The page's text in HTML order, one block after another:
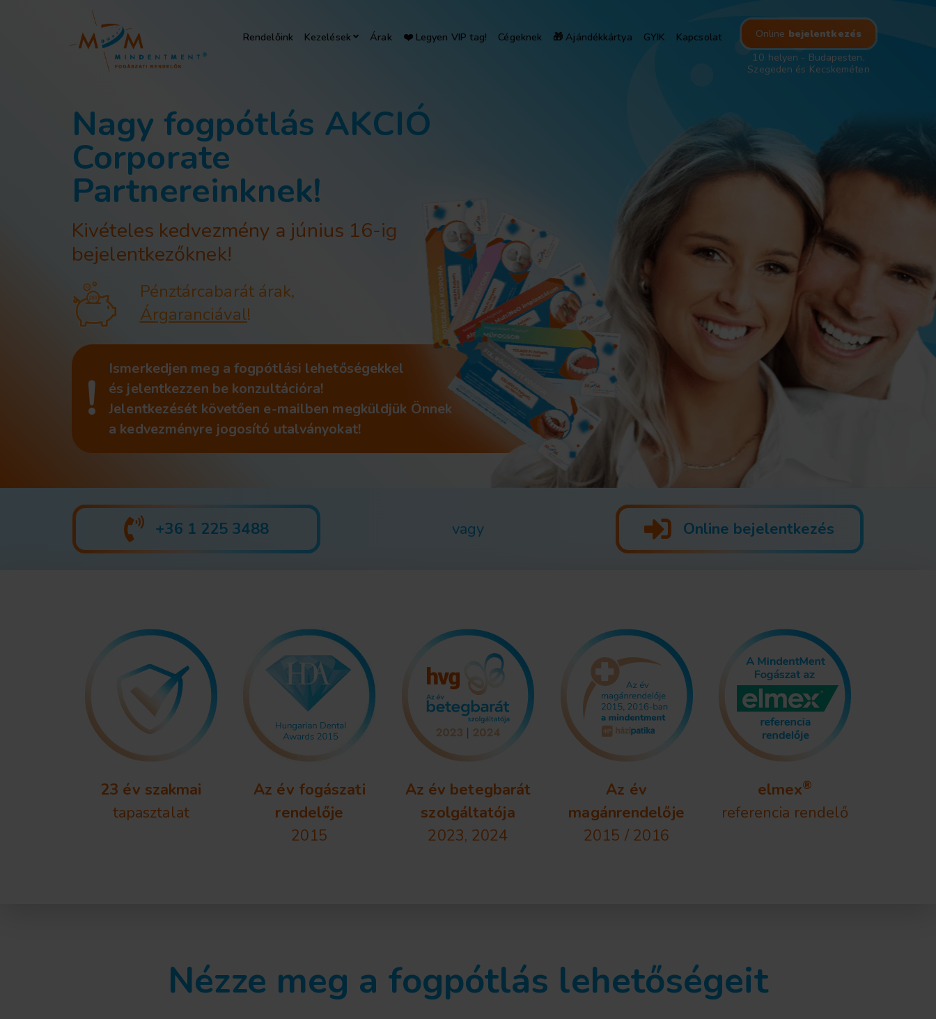
Rendelőink Kezelések Árak ❤️ Legyen VIP tag! Cégeknek 🎁 Ajándékkártya GYIK Kapcsolat Online bejelentkezés
10 helyen - Budapesten,
Szegeden és Kecskeméten
Nagy fogpótlás AKCIÓ
Corporate
Partnereinknek!
Kivételes kedvezmény a június 16-ig
bejelentkezőknek!
Pénztárcabarát árak,
Árgaranciával!
!
Ismerkedjen meg a fogpótlási lehetőségekkel
és jelentkezzen be konzultációra!
Jelentkezését követően e-mailben megküldjük Önnek
a kedvezményre jogosító utalványokat!
+36 1 225 3488 vagy Online bejelentkezés
23 év szakmai
tapasztalat
Az év fogászati
rendelője
2015
Az év betegbarát
szolgáltatója
2023, 2024
Az év
magánrendelője
2015 / 2016
elmex®
referencia rendelő
Nézze meg a fogpótlás lehetőségeit